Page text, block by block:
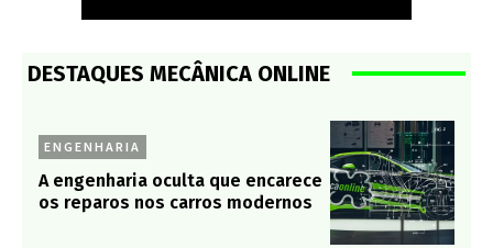
DESTAQUES MECÂNICA ONLINE
ENGENHARIA
A engenharia oculta que encarece
os reparos nos carros modernos